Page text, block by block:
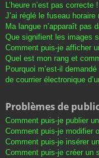
L’heure n’est pas correcte !
J’ai réglé le fuseau
Ma langue n’apparaît pas
Que signifient les images
Comment puis-je afficher
Quel est mon rang et
Pourquoi m’est-il
de courrier électronique
Problèmes de
Comment puis-je publier
Comment puis-je modifier
Comment puis-je insérer
Comment puis-je créer un